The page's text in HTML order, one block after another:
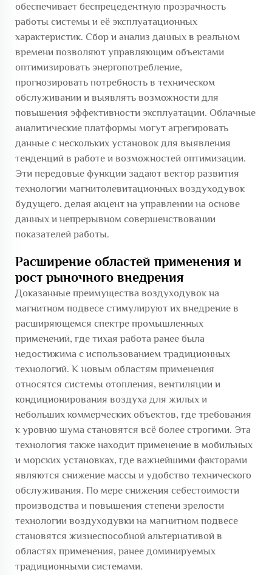
обеспечивает беспрецедентную прозрачность
работы системы и её эксплуатационных
характеристик. Сбор и анализ данных в реальном
времени позволяют управляющим объектами
оптимизировать энергопотребление,
прогнозировать потребность в техническом
обслуживании и выявлять возможности для
повышения эффективности эксплуатации. Облачные
аналитические платформы могут агрегировать
данные с нескольких установок для выявления
тенденций в работе и возможностей оптимизации.
Эти передовые функции задают вектор развития
технологии магнитолевитационных воздуходувок
будущего, делая акцент на управлении на основе
данных и непрерывном совершенствовании
показателей работы.
Расширение областей применения и
рост рыночного внедрения
Доказанные преимущества воздуходувок на
магнитном подвесе стимулируют их внедрение в
расширяющемся спектре промышленных
применений, где тихая работа ранее была
недостижима с использованием традиционных
технологий. К новым областям применения
относятся системы отопления, вентиляции и
кондиционирования воздуха для жилых и
небольших коммерческих объектов, где требования
к уровню шума становятся всё более строгими. Эта
технология также находит применение в мобильных
и морских установках, где важнейшими факторами
являются снижение массы и удобство технического
обслуживания. По мере снижения себестоимости
производства и повышения степени зрелости
технологии воздуходувки на магнитном подвесе
становятся жизнеспособной альтернативой в
областях применения, ранее доминируемых
традиционными системами.